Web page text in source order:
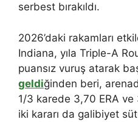
serbest bırakıldı.
2026’daki rakamları
Indiana, yıla Triple-A
puansız vuruş atarak
geldiğinden beri,
1/3 karede 3,70 ERA
iki kararı da galibiyet